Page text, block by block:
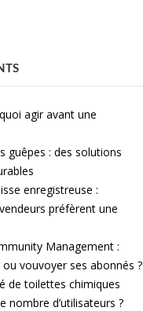
agir avant une
guêpes : des solutions
enregistreuse :
préfèrent une
Management :
vouvoyer ses abonnés ?
de toilettes chimiques
nombre d’utilisateurs ?